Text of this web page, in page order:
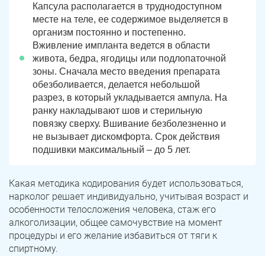
Капсула располагается в труднодоступном
месте на теле, ее содержимое выделяется в
организм постоянно и постепенно.
Вживление импланта ведется в области
живота, бедра, ягодицы или подлопаточной
зоны. Сначала место введения препарата
обезболивается, делается небольшой
разрез, в который укладывается ампула. На
ранку накладывают шов и стерильную
повязку сверху. Вшивание безболезненно и
не вызывает дискомфорта. Срок действия
подшивки максимальный – до 5 лет.
Какая методика кодирования будет использоваться,
нарколог решает индивидуально, учитывая возраст и
особенности телосложения человека, стаж его
алкоголизации, общее самочувствие на момент
процедуры и его желание избавиться от тяги к
спиртному.
Записаться
Я ознакомлен и принимаю условия работы сайта
Задать вопрос
Я ознакомлен и принимаюусловия работы сайта
Записаться
Я ознакомлен и принимаю условия работы сайта
Записаться
Я ознакомлен и принимаю условия работы сайта
Юрюзань Верхнеуральск
Локомотивный Миньяр
Зауральский Межозерный
Катав-Ивановск Куса
Пласт Бакал
Усть-Катав Верхний Уфалей
Аша Трехгорный
Коркино Кыштым
Южноуральск